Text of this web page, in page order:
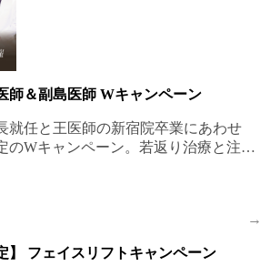
師＆副島医師 Wキャンペーン
就任と王医師の新宿院卒業にあわせ
のWキャンペーン。若返り治療と注入
→
】 フェイスリフトキャンペーン